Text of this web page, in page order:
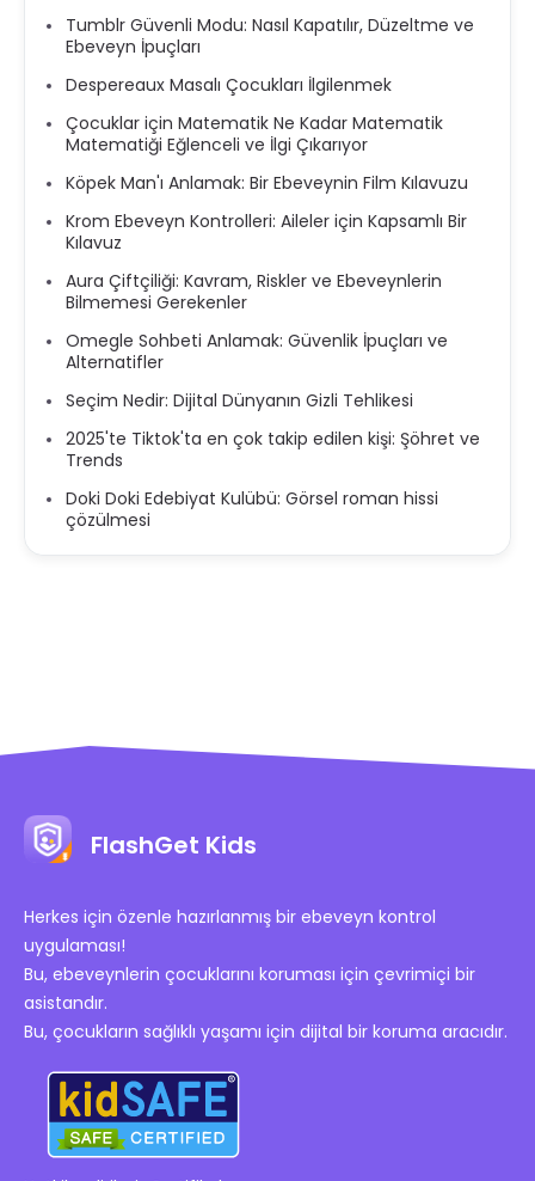
Tumblr Güvenli Modu: Nasıl Kapatılır, Düzeltme ve
Ebeveyn İpuçları
Despereaux Masalı Çocukları İlgilenmek
Çocuklar için Matematik Ne Kadar Matematik
Matematiği Eğlenceli ve İlgi Çıkarıyor
Köpek Man'ı Anlamak: Bir Ebeveynin Film Kılavuzu
Krom Ebeveyn Kontrolleri: Aileler için Kapsamlı Bir
Kılavuz
Aura Çiftçiliği: Kavram, Riskler ve Ebeveynlerin
Bilmemesi Gerekenler
Omegle Sohbeti Anlamak: Güvenlik İpuçları ve
Alternatifler
Seçim Nedir: Dijital Dünyanın Gizli Tehlikesi
2025'te Tiktok'ta en çok takip edilen kişi: Şöhret ve
Trends
Doki Doki Edebiyat Kulübü: Görsel roman hissi
çözülmesi
FlashGet Kids
Herkes için özenle hazırlanmış bir ebeveyn kontrol
uygulaması!
Bu, ebeveynlerin çocuklarını koruması için çevrimiçi bir
asistandır.
Bu, çocukların sağlıklı yaşamı için dijital bir koruma aracıdır.